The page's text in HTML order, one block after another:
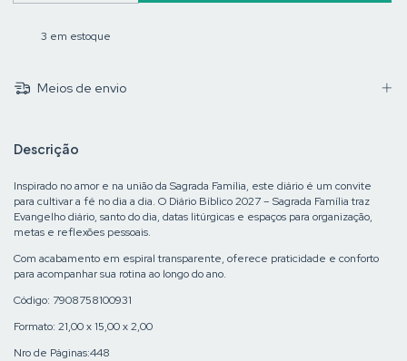
3 em estoque
Meios de envio
Descrição
Inspirado no amor e na união da Sagrada Família, este diário é um convite
para cultivar a fé no dia a dia. O Diário Bíblico 2027 – Sagrada Família traz
Evangelho diário, santo do dia, datas litúrgicas e espaços para organização,
metas e reflexões pessoais.
Com acabamento em espiral transparente, oferece praticidade e conforto
para acompanhar sua rotina ao longo do ano.
Código: 7908758100931
Formato: 21,00 x 15,00 x 2,00
Nro de Páginas:448